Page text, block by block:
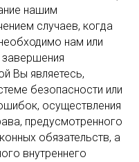
нашим
случаев, когда
нам или
Вы являетесь,
безопасности или
осуществления
предусмотренного
обязательств, а
внутреннего